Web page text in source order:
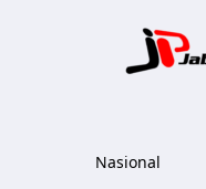
Nasional